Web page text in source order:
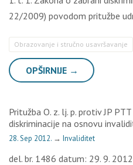
22/2009) povodom pritužbe
Obrazovanje i stručno usavršavanje
OPŠIRNIJE →
Pritužba O. z. lj. p. protiv JP
diskriminacije na osnovu
28. Sep 2012. → Invaliditet
del. br. 1486 datum: 29. 9.